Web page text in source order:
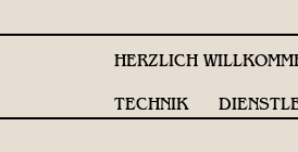
HERZLICH
TECHNIK